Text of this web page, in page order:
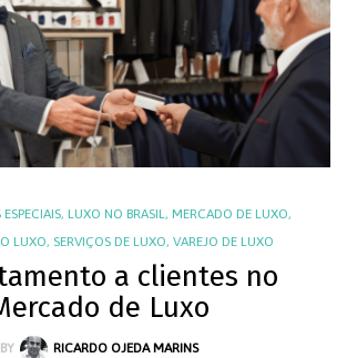
, LUXO NO BRASIL, MERCADO DE LUXO,
LUXO, SERVIÇOS DE LUXO, VAREJO DE LUXO
a clientes no
de Luxo
BY RICARDO OJEDA MARINS